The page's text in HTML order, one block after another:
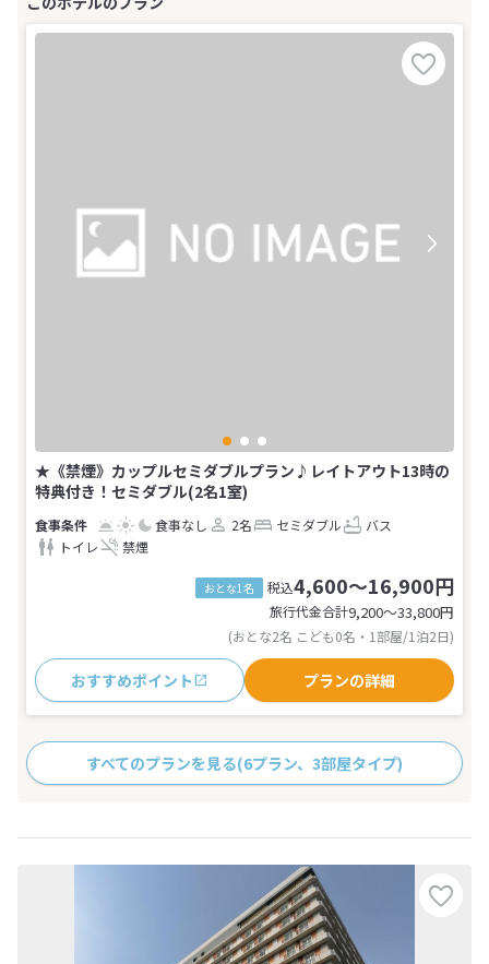
★《禁煙》カップルセミダブルプラン♪レイトアウト13時の
特典付き！セミダブル(2名1室)
食事なし 2名 セミダブル
バス
トイレ
禁煙
おとな1名 税込4,600～16,900円
旅行代金合計9,200〜33,800円
(おとな2名 こども0名・1部屋/1泊2日)
おすすめポイント プランの詳細
すべてのプランを見る(6プラン、3部屋タイプ)